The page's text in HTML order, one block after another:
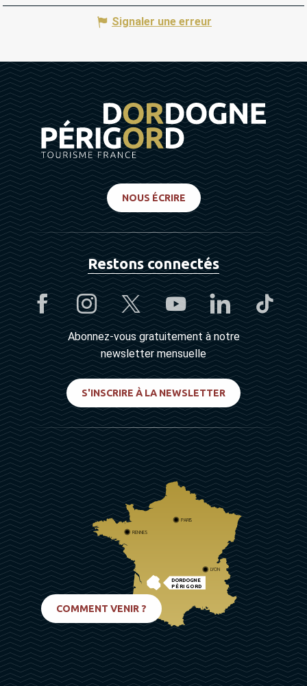
Signaler une erreur
NOUS ÉCRIRE
Restons connectés
Abonnez-vous gratuitement à notre
newsletter mensuelle
S'INSCRIRE À LA NEWSLETTER
DORDOGNE
PÉRIGORD
PARIS
RENNES
LYON
COMMENT VENIR ?